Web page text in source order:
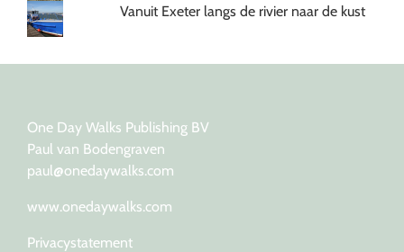
Vanuit Exeter langs de rivier naar de kust
One Day Walks Publishing BV
Paul van Bodengraven
paul@onedaywalks.com
www.onedaywalks.com
Privacystatement